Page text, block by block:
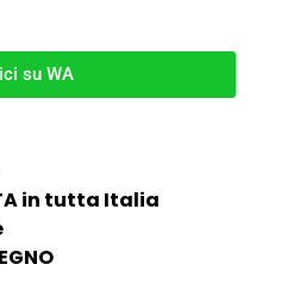
su WA
in tutta Italia